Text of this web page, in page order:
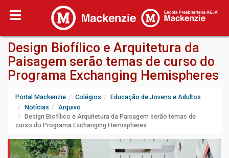
Design Biofílico e Arquitetura da
Paisagem serão temas de curso do
Programa Exchanging Hemispheres
Portal Mackenzie Colégios
Educação de Jovens e Adultos
Notícias
Arquivo
Design Biofílico e Arquitetura da Paisagem serão temas de
curso do Programa Exchanging Hemispheres